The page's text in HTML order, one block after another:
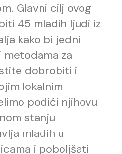
Glavni cilj ovog
45 mladih ljudi iz
kako bi jedni
za
dobrobiti i
lokalnim
podići njihovu
stanju
mladih u
i poboljšati